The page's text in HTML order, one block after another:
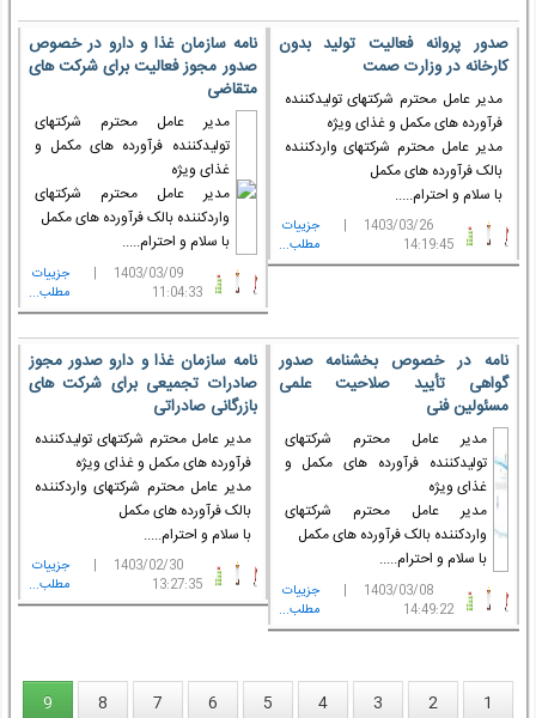
صدور پروانه فعالیت تولید بدون
کارخانه در وزارت صمت
مدیر عامل محترم شرکتهای تولیدکننده
فرآورده های مکمل و غذای ویژه
مدیر عامل محترم شرکتهای واردکننده
بالک فرآورده های مکمل
با سلام و احترام.....
1403/03/26 |
14:19:45
جزييات
مطلب...
نامه سازمان غذا و دارو در خصوص
صدور مجوز فعالیت برای شرکت های
متقاضی
مدیر عامل محترم شرکتهای
تولیدکننده فرآورده های مکمل و
غذای ویژه
مدیر عامل محترم شرکتهای
واردکننده بالک فرآورده های مکمل
با سلام و احترام.....
1403/03/09 |
11:04:33
جزييات
مطلب...
نامه در خصوص بخشنامه صدور
گواهی تأیید صلاحیت علمی
مسئولین فنی
مدیر عامل محترم شرکتهای
تولیدکننده فرآورده های مکمل و
غذای ویژه
مدیر عامل محترم شرکتهای
واردکننده بالک فرآورده های مکمل
با سلام و احترام.....
1403/03/08 |
14:49:22
جزييات
مطلب...
نامه سازمان غذا و دارو صدور مجوز
صادرات تجمیعی برای شرکت های
بازرگانی صادراتی
مدیر عامل محترم شرکتهای تولیدکننده
فرآورده های مکمل و غذای ویژه
مدیر عامل محترم شرکتهای واردکننده
بالک فرآورده های مکمل
با سلام و احترام.....
1403/02/30 |
13:27:35
جزييات
مطلب...
1
2
3
4
5
6
7
8
9